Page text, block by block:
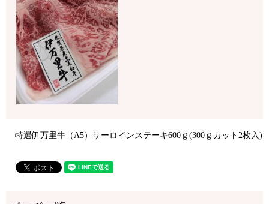
特選伊万里牛（A5）サーロインステーキ600ｇ(300ｇカット2枚入)